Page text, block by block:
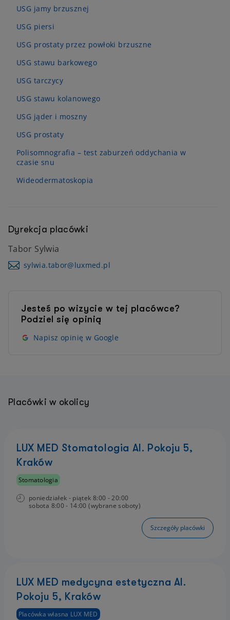
USG jamy brzusznej
USG piersi
USG prostaty przez powłoki brzuszne
USG stawu barkowego
USG tarczycy
USG stawu kolanowego
USG jąder i moszny
USG prostaty
Polisomnografia – test zaburzeń oddychania w
czasie snu
Wideodermatoskopia
Dyrekcja placówki
Tabor Sylwia
sylwia.tabor@luxmed.pl
Jesteś po wizycie w tej placówce?
Podziel się opinią
Napisz opinię w Google
Placówki w okolicy
LUX MED Stomatologia Al. Pokoju 5,
Kraków
Stomatologia
poniedziałek - piątek 8:00 - 20:00
sobota 8:00 - 14:00 (wybrane soboty)
Szczegóły placówki
LUX MED medycyna estetyczna Al.
Pokoju 5, Kraków
Placówka własna LUX MED